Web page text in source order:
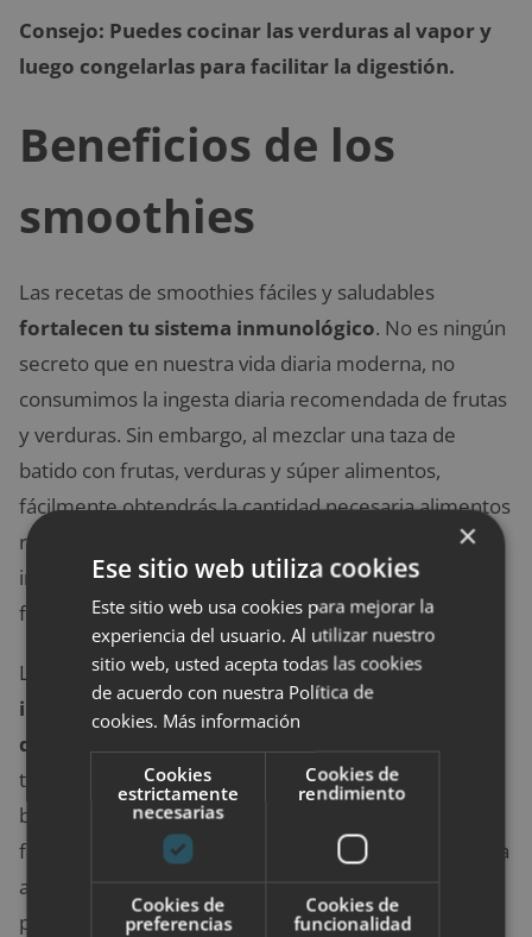
Consejo: Puedes cocinar las verduras al vapor y
luego congelarlas para facilitar la digestión.
Beneficios de los
smoothies
Las recetas de smoothies fáciles y saludables
fortalecen tu sistema inmunológico. No es ningún
secreto que en nuestra vida diaria moderna, no
consumimos la ingesta diaria recomendada de frutas
y verduras. Sin embargo, al mezclar una taza de
batido con frutas, verduras y súper alimentos,
fácilmente obtendrás la cantidad necesaria alimentos
ricos en nutrientes. Como resultado, aumentarás la
ingesta de vitaminas, minerales y antioxidantes para
fortalecer nuestro sistema inmunológico.
Los smoothies son una excelente manera de
incorporar productos saludables de los que no
disfrutas en tu dieta diaria.
tienes un hijo al que no le gustan las verduras. Lo
bueno de los batidos es que puedes mezclar
fácilmente una taza de espinacas (o col rizada). Con la
ayuda del toque dulce que proviene de las frutas,
puedes disimular fácilmente el sabor mientras aún
×
Ese sitio web utiliza cookies
Este sitio web usa cookies para mejorar la
experiencia del usuario. Al utilizar nuestro
sitio web, usted acepta todas las cookies
de acuerdo con nuestra Política de
cookies. Más información
Cookies
estrictamente
necesarias
Cookies de
rendimiento
Cookies de
preferencias
Cookies de
funcionalidad